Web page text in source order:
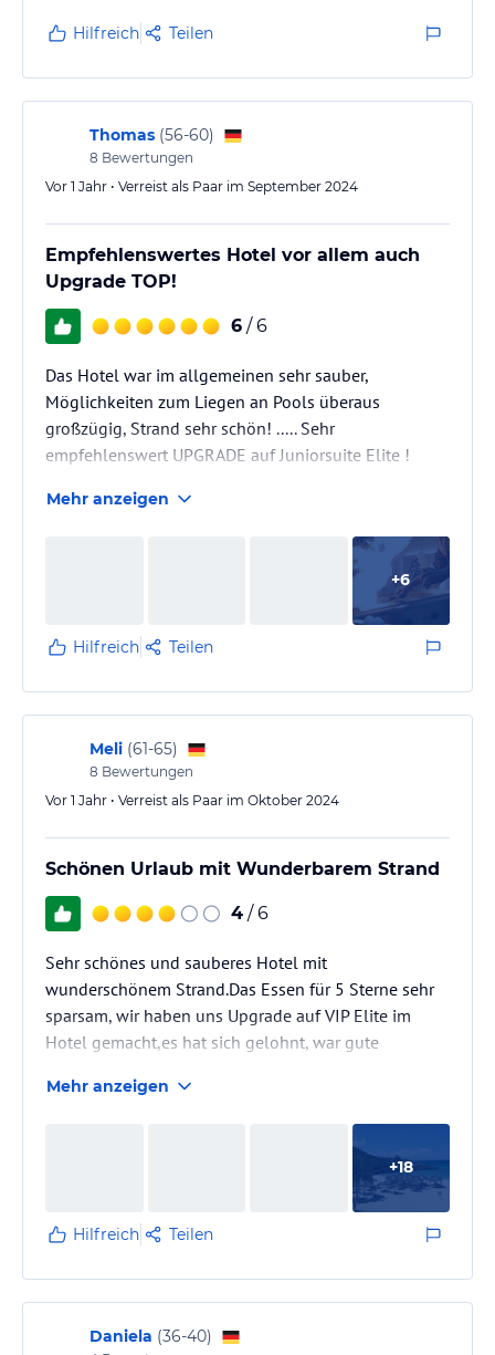
Hilfreich Teilen
Thomas (56-60)
8 Bewertungen
Vor 1 Jahr • Verreist als Paar im September 2024
Empfehlenswertes Hotel vor allem auch
Upgrade TOP!
6 / 6
Das Hotel war im allgemeinen sehr sauber,
Möglichkeiten zum Liegen an Pools überaus
großzügig, Strand sehr schön! ..... Sehr
empfehlenswert UPGRADE auf Juniorsuite Elite !
Mittag oder zu Abendessen. Im Hauptrestaurant
durch allinklusive die Touristen teils sehr
unvernünftig ...Teller vollgeladen, dann nicht
gegessen! ... Im Elite Restaurant Bedienung und
einzelne Portionen zum bestellen. Auswahl
genügend! Personal sehr freundlich u.
Mehr anzeigen
+6
Hilfreich Teilen
Meli (61-65)
8 Bewertungen
Vor 1 Jahr • Verreist als Paar im Oktober 2024
Schönen Urlaub mit Wunderbarem Strand
4 / 6
Sehr schönes und sauberes Hotel mit
wunderschönem Strand.Das Essen für 5 Sterne sehr
sparsam, wir haben uns Upgrade auf VIP Elite im
Hotel gemacht,es hat sich gelohnt, war gute
Bereich gabe es keine Cola,Sprit, Fanta und Wasser
mit Gas ,nur Wasser ohne Kohlensäure und Getränke
mit Pulver zubereitet. Sehr nettes Personal.
Mehr anzeigen
+18
Hilfreich Teilen
Daniela (36-40)